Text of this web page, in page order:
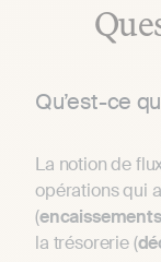
Qu’est-ce
La notion de
opérations qui
(encaissements
la trésorerie (